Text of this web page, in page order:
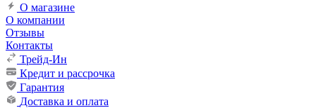
О магазине
О компании
Отзывы
Контакты
Трейд-Ин
Кредит и рассрочка
Гарантия
Доставка и оплата